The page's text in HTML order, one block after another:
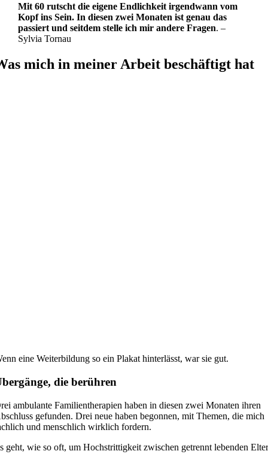
Mit 60 rutscht die eigene Endlichkeit irgendwann vom
Kopf ins Sein. In diesen zwei Monaten ist genau das
passiert und seitdem stelle ich mir andere Fragen. –
Sylvia Tornau
mich in meiner Arbeit beschäftigt hat
eine Weiterbildung so ein Plakat hinterlässt, war sie gut.
die berühren
ambulante Familientherapien haben in diesen zwei Monaten ihren
gefunden. Drei neue haben begonnen, mit Themen, die mich
und menschlich wirklich fordern.
geht, wie so oft, um Hochstrittigkeit zwischen getrennt lebenden